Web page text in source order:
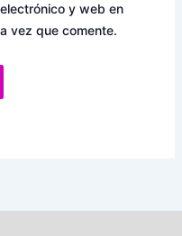
y web en
vez que comente.